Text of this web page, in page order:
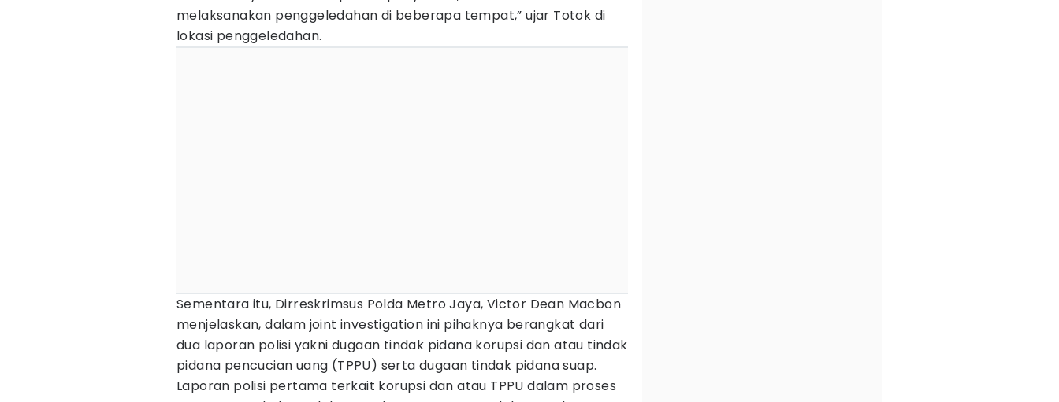
melaksanakan penggeledahan di beberapa tempat,” ujar Totok di
lokasi penggeledahan.
Sementara itu, Dirreskrimsus Polda Metro Jaya, Victor Dean Macbon
menjelaskan, dalam joint investigation ini pihaknya berangkat dari
dua laporan polisi yakni dugaan tindak pidana korupsi dan atau tindak
pidana pencucian uang (TPPU) serta dugaan tindak pidana suap.
Laporan polisi pertama terkait korupsi dan atau TPPU dalam proses